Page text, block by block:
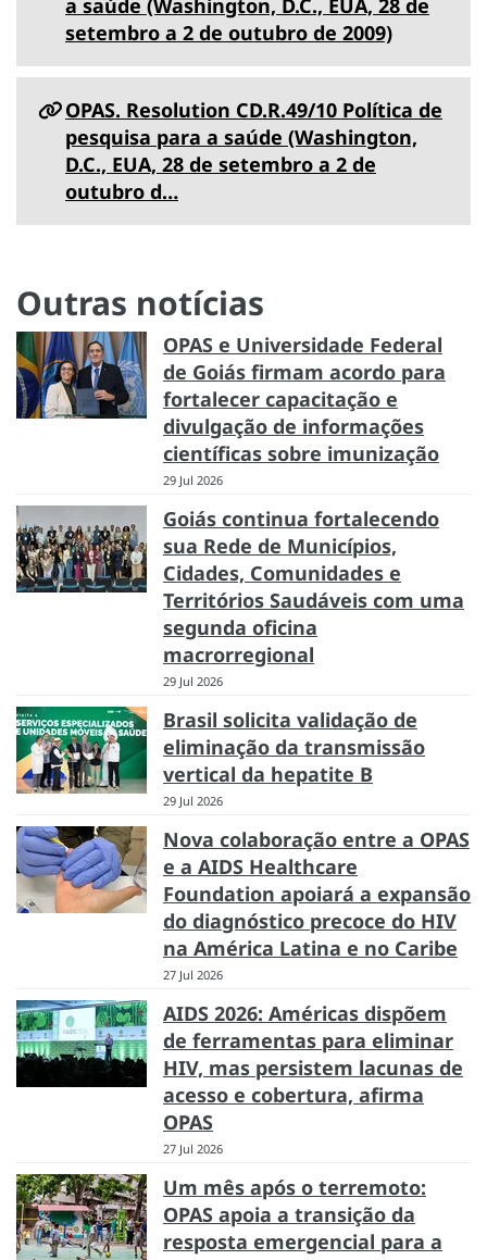
setembro a 2 de outubro de 2009)
OPAS. Resolution CD.R.49/10 Política de
pesquisa para a saúde (Washington,
D.C., EUA, 28 de setembro a 2 de
outubro d…
Outras notícias
OPAS e Universidade Federal
de Goiás firmam acordo para
fortalecer capacitação e
divulgação de informações
científicas sobre imunização
29 Jul 2026
Goiás continua fortalecendo
sua Rede de Municípios,
Cidades, Comunidades e
Territórios Saudáveis com uma
segunda oficina
macrorregional
29 Jul 2026
Brasil solicita validação de
eliminação da transmissão
vertical da hepatite B
29 Jul 2026
Nova colaboração entre a OPAS
e a AIDS Healthcare
Foundation apoiará a expansão
do diagnóstico precoce do HIV
na América Latina e no Caribe
27 Jul 2026
AIDS 2026: Américas dispõem
de ferramentas para eliminar
HIV, mas persistem lacunas de
acesso e cobertura, afirma
OPAS
27 Jul 2026
Um mês após o terremoto:
OPAS apoia a transição da
resposta emergencial para a